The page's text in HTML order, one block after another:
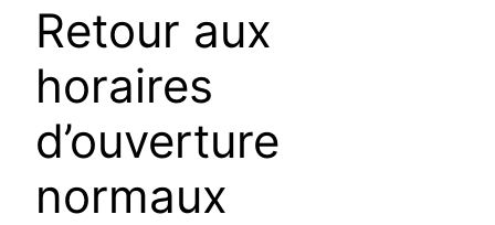
Retour aux
horaires
d’ouverture
normaux